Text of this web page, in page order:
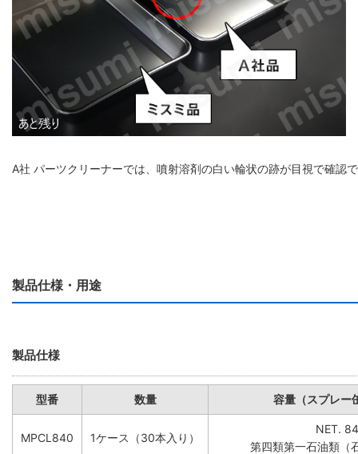
A社 パーツクリーナーでは、噴射溶剤の白い輪状の跡が目視で確
製品仕様・用途
製品仕様
型番 数量 容量（スプレー
MPCL840 1ケース（30本入り）
NET.
第四類第一石油類（石